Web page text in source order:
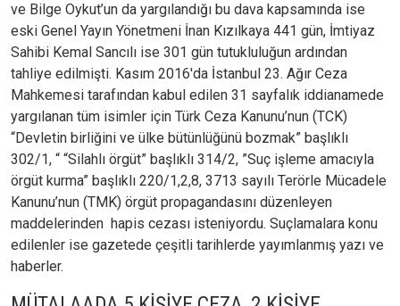
ve Bilge Oykut’un da yargılandığı bu dava kapsamında ise
eski Genel Yayın Yönetmeni İnan Kızılkaya 441 gün, İmtiyaz
Sahibi Kemal Sancılı ise 301 gün tutukluluğun ardından
tahliye edilmişti. Kasım 2016'da İstanbul 23. Ağır Ceza
Mahkemesi tarafından kabul edilen 31 sayfalık iddianamede
yargılanan tüm isimler için Türk Ceza Kanunu’nun (TCK)
“Devletin birliğini ve ülke bütünlüğünü bozmak” başlıklı
302/1, “ “Silahlı örgüt” başlıklı 314/2, ”Suç işleme amacıyla
örgüt kurma” başlıklı 220/1,2,8, 3713 sayılı Terörle Mücadele
Kanunu’nun (TMK) örgüt propagandasını düzenleyen
maddelerinden hapis cezası isteniyordu. Suçlamalara konu
edilenler ise gazetede çeşitli tarihlerde yayımlanmış yazı ve
haberler.